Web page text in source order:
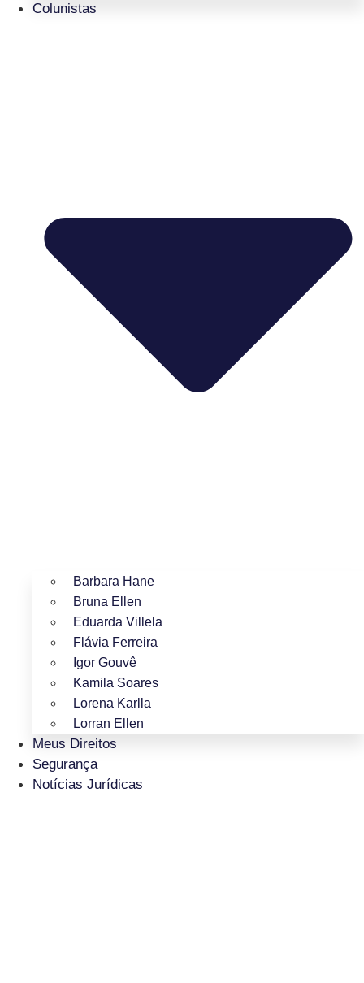
Colunistas
Barbara Hane
Bruna Ellen
Eduarda Villela
Flávia Ferreira
Igor Gouvê
Kamila Soares
Lorena Karlla
Lorran Ellen
Meus Direitos
Segurança
Notícias Jurídicas